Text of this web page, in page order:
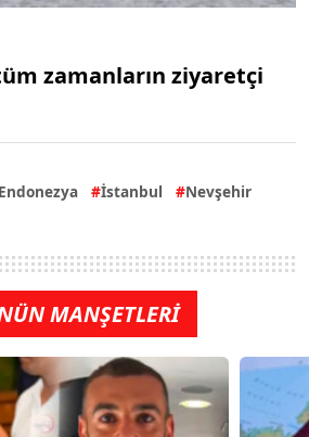
zamanların ziyaretçi
Endonezya İstanbul
Nevşehir
MANŞETLERİ